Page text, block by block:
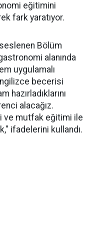
eğitimini
fark yaratıyor.
Bölüm
alanında
uygulamalı
becerisi
hazırladıklarını
alacağız.
ve mutfak eğitimi ile
ifadelerini kullandı.